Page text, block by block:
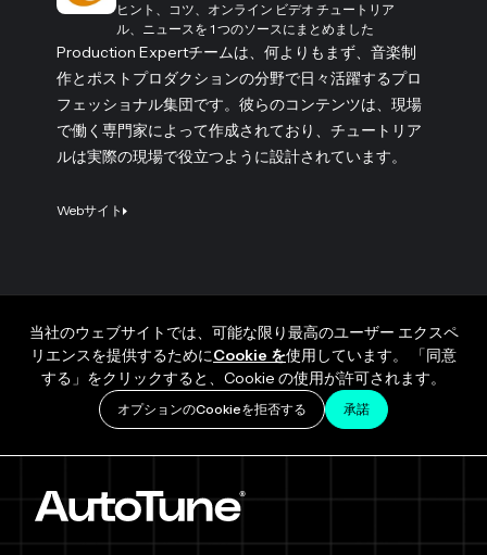
ヒント、コツ、オンライン ビデオ チュートリア
ル、ニュースを 1 つのソースにまとめました
Production Expertチームは、何よりもまず、音楽制
作とポストプロダクションの分野で日々活躍するプロ
フェッショナル集団です。彼らのコンテンツは、現場
で働く専門家によって作成されており、チュートリア
ルは実際の現場で役立つように設計されています。
Webサイト
当社のウェブサイトでは、可能な限り最高のユーザー エクスペ
リエンスを提供するためにCookie を使用しています。 「同意
する」をクリックすると、Cookie の使用が許可されます。
オプションのCookieを拒否する 承諾